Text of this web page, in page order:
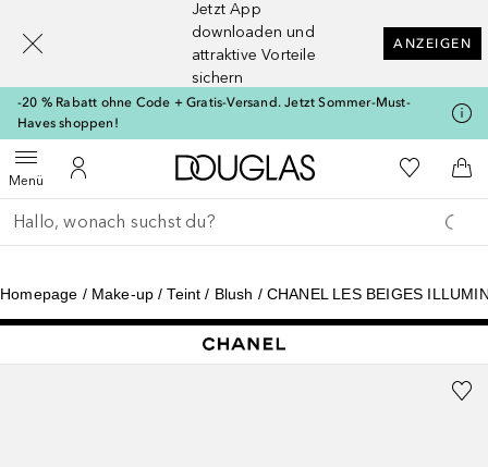
Jetzt App
downloaden und
attraktive Vorteile
sichern
ANZEIGEN
-20 % Rabatt ohne Code + Gratis-Versand. Jetzt Sommer-Must-
Haves shoppen!
MenüMenü öffnenZu Meinem Kundenkonto
Zur Douglas Startseite
Zu Meiner
Gehe zurück
Suche ausführen
Homepage Make-up Teint Blush CHANEL LES BEIGES
[navigation.slideout.screenreader]